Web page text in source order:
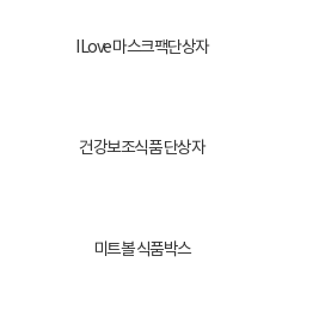
I Love 마스크팩단상자
건강보조식품 단상자
미트볼 식품박스